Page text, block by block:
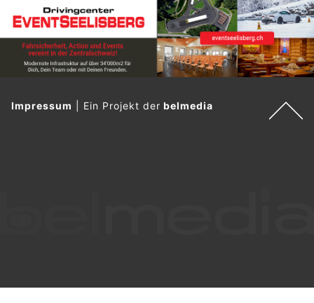
Impressum Ein Projekt derbelmedia